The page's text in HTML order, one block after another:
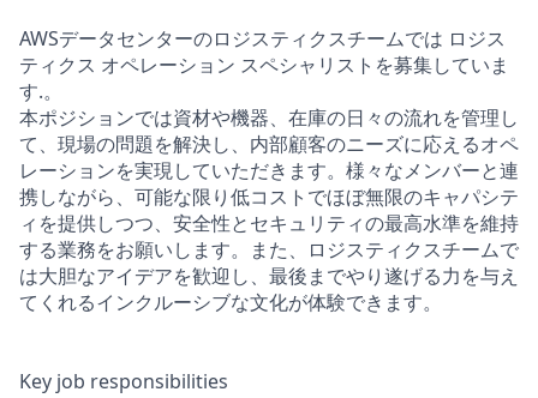
AWSデータセンターのロジスティクスチームでは ロジス
ティクス オペレーション スペシャリストを募集していま
す.。
本ポジションでは資材や機器、在庫の日々の流れを管理し
て、現場の問題を解決し、内部顧客のニーズに応えるオペ
レーションを実現していただきます。様々なメンバーと連
携しながら、可能な限り低コストでほぼ無限のキャパシテ
ィを提供しつつ、安全性とセキュリティの最高水準を維持
する業務をお願いします。また、ロジスティクスチームで
は大胆なアイデアを歓迎し、最後までやり遂げる力を与え
てくれるインクルーシブな文化が体験できます。
Key job responsibilities